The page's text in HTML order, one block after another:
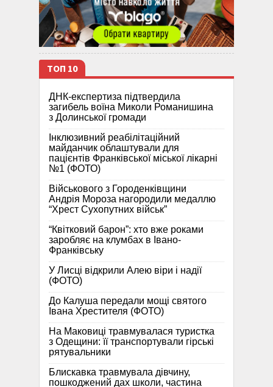
ТОП 10
ДНК-експертиза підтвердила
загибель воїна Миколи Романишина
з Долинської громади
Інклюзивний реабілітаційний
майданчик облаштували для
пацієнтів Франківської міської лікарні
№1 (ФОТО)
Військового з Городенківщини
Андрія Мороза нагородили медаллю
“Хрест Сухопутних військ”
“Квітковий барон”: хто вже роками
заробляє на клумбах в Івано-
Франківську
У Лисці відкрили Алею віри і надії
(ФОТО)
До Калуша передали мощі святого
Івана Хрестителя (ФОТО)
На Маковиці травмувалася туристка
з Одещини: її транспортували гірські
рятувальники
Блискавка травмувала дівчину,
пошкоджений дах школи, частина